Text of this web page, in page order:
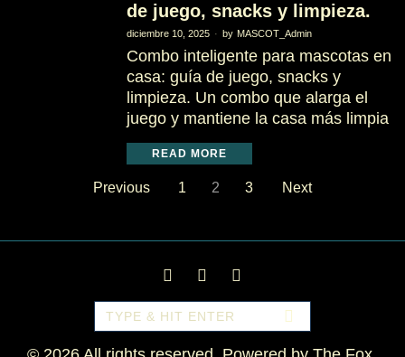
de juego, snacks y limpieza.
diciembre 10, 2025 by MASCOT_Admin
Combo inteligente para mascotas en
casa: guía de juego, snacks y
limpieza. Un combo que alarga el
juego y mantiene la casa más limpia
READ MORE
Previous 1 2 3 Next